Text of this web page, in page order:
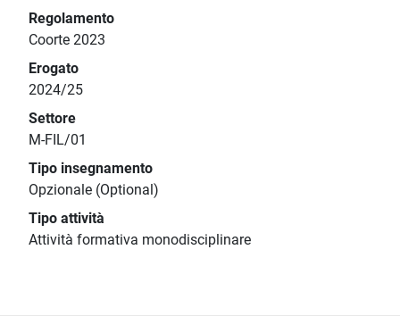
Regolamento
Coorte 2023
Erogato
2024/25
Settore
M-FIL/01
Tipo insegnamento
Opzionale (Optional)
Tipo attività
Attività formativa monodisciplinare